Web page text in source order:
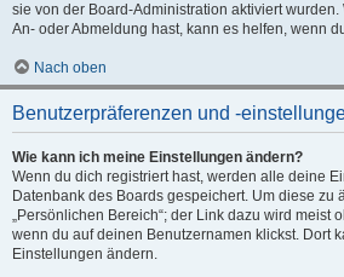
sie von der Board-Administration aktiviert
An- oder Abmeldung hast, kann es helfen, wenn
Nach oben
Benutzerpräferenzen und -
Wie kann ich meine Einstellungen ändern?
Wenn du dich registriert hast, werden alle deine
Datenbank des Boards gespeichert. Um diese zu
„Persönlichen Bereich“; der Link dazu wird meist
wenn du auf deinen Benutzernamen klickst. Dort
Einstellungen ändern.